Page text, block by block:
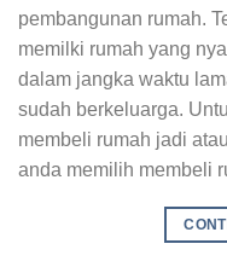
pembangunan rumah.
memilki rumah yang
dalam jangka waktu
sudah berkeluarga.
membeli rumah jadi
anda memilih membeli